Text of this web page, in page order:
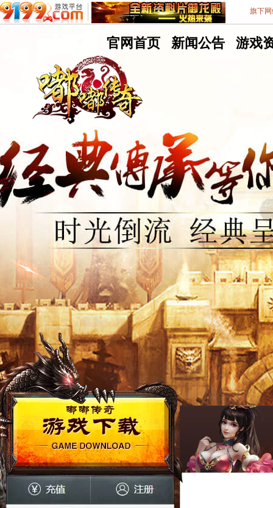
嘟
嘟
传
奇
官网首页
嘟
新闻公告
嘟
游戏
不删档测试8区
旗下